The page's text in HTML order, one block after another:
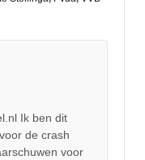
Ik ben dit
de crash
voor